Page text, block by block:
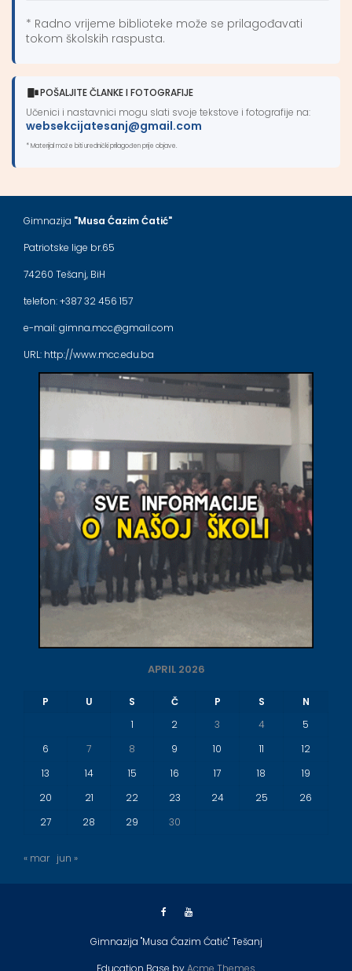
* Radno vrijeme biblioteke može se prilagođavati
tokom školskih raspusta.
POŠALJITE ČLANKE I FOTOGRAFIJE
Učenici i nastavnici mogu slati svoje tekstove i fotografije na:
websekcijatesanj@gmail.com
* Materijal može biti urednički prilagođen prije objave.
Gimnazija "Musa Ćazim Ćatić"
Patriotske lige br.65
74260 Tešanj, BiH
telefon: +387 32 456 157
e-mail: gimna.mcc@gmail.com
URL: http://www.mcc.edu.ba
APRIL 2026
P U S Č P S
N
1
2 3 4
5
6
7 8 9 10 11
12
13
14 15 16 17 18
19
20
21 22 23 24 25
26
27
28 29 30
« mar jun »
Gimnazija "Musa Ćazim Ćatić" Tešanj